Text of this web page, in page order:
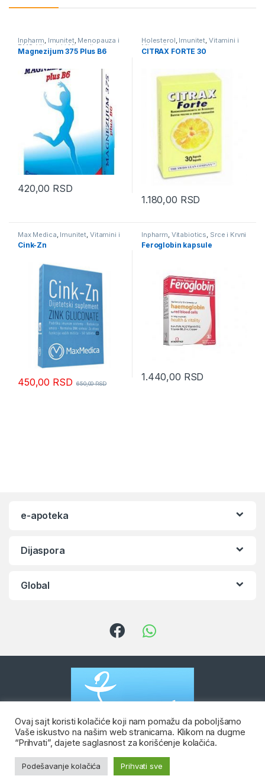
Inpharm, Imunitet, Menopauza i
PMS ,Vitamini i Minerali
Magnezijum 375 Plus B6
420,00 RSD
Holesterol, Imunitet, Vitamini i
Minerali
CITRAX FORTE 30
1.180,00 RSD
Max Medica Imunitet Vitamini i
Minerali
Cink-Zn
450,00 RSD 650,00RSD
Inpharm Vitabiotics Srce i Krvni
sudovi, Vitamini i Minerali
Feroglobin kapsule
1.440,00 RSD
e-apoteka
Dijaspora
Global
Imate pitanje? Kontaktirate nas
Viber & WhatsApp:
+381 652 381 652
Ovaj sajt koristi kolačiće koji nam pomažu da poboljšamo
Vaše iskustvo na našim web stranicama. Klikom na dugme
“Prihvati”, dajete saglasnost za korišćenje kolačića.
Podešavanje kolačića Prihvati sve